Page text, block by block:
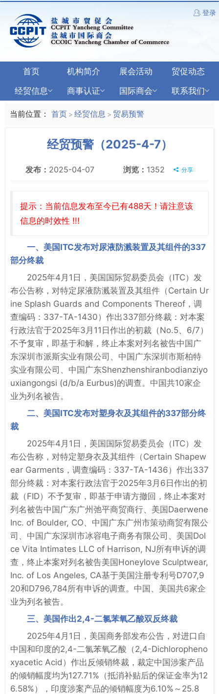
登录
首页 机构简介 展会活动
贸促动态
经贸信息
商事认证 国际商会 联系我们
当前位置： 首页 > 经贸信息 > 贸易预警
经贸预警（2025-4-7）
发布： 2025-04-07 浏览： 1352 分享
提示：当前信息发布至今已有488天！请注意该
信息的时效性 !!!
一、美国ITC发布对尿液防溅装置及其组件的337
部分终裁
2025年4月1日，美国国际贸易委员会（ITC）发
布公告称，对特定尿液防溅装置及其组件（Certain Ur
ine Splash Guards and Components Thereof，调
查编码：337-TA-1430）作出337部分终裁：对本案
行政法官于2025年3月11日作出的初裁（No.5、6/7）
不予复审，即基于和解，终止本案对列名被告中国广
东深圳市派斯实业有限公司、中国广东深圳市斯柏特
实业有限公司、中国广东Shenzhenshiranbodianziyo
uxiangongsi (d/b/a Eurbus)的调查。中国共10家企
业为列名被告。
二、美国ITC发布对塑身衣及其组件的337部分终
裁
2025年4月1日，美国国际贸易委员会（ITC）发
布公告称，对特定塑身衣及其组件（Certain Shapew
ear Garments，调查编码：337-TA-1436）作出337
部分终裁：对本案行政法官于2025年3月6日作出的初
裁（FID）不予复审，即基于申请方撤回，终止本案对
列名被告中国广东广州弛平商贸商行、美国Daerwene
Inc. of Boulder, CO、中国广东广州市策动商贸有限公
司、中国广东深圳市冰容电子商务有限公司、美国Dol
ce Vita Intimates LLC of Harrison, NJ所有申诉的调
查，终止本案对列名被告美国Honeylove Sculptwear,
Inc. of Los Angeles, CA基于美国注册专利号D707,9
20和D796,784所有申诉的调查。中国、美国共6家企
业为列名被告。
三、美国作出2,4-二氯苯氧乙酸双反终裁
2025年4月1日，美国商务部发布公告，对进口自
中国和印度的2,4-二氯苯氧乙酸（2,4-Dichloropheno
xyacetic Acid）作出反倾销终裁，裁定中国涉案产品
的倾销幅度均为127.71%（抵消补贴后的保证金率为12
6.58%），印度涉案产品的倾销幅度为6.10%～25.8